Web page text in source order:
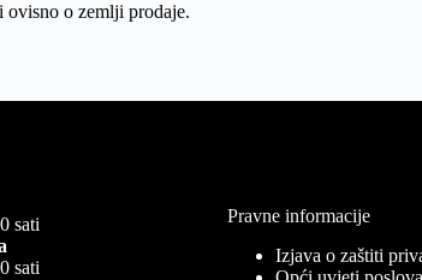
ovisno o zemlji prodaje.
sati
sati
Pravne informacije
Izjava o zaštiti